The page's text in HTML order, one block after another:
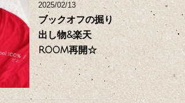
2025/02/13
ブックオフの掘り
出し物&楽天
ROOM再開☆